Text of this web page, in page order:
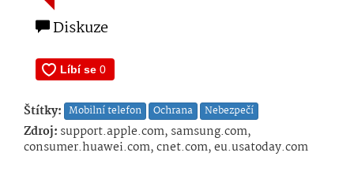
Diskuze
Štítky: Mobilní telefon Ochrana Nebezpečí
Zdroj: support.apple.com, samsung.com,
consumer.huawei.com, cnet.com, eu.usatoday.com